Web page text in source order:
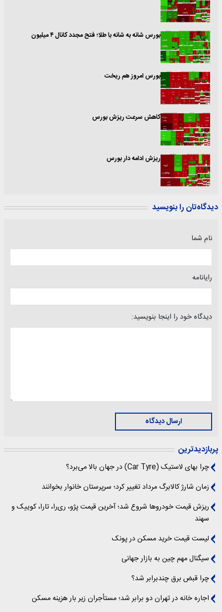
بورس شانه به شانه با طلا؛ فتح مجدد کانال ۴ میلیون
بورس امروز هم ریخت
کاهش سرعت ریزش بورس
ریزش ادامه دار بورس
دیدگاه‌تان را بنویسید
نام شما
رایانامه
دیدگاه خود را اینجا بنویسید:
ارسال دیدگاه
پربازدیدترین
چرا بهای لاستیک (Car Tyre) در جهان بالا می‌برد؟
زمان شارژ کالابرگ مرداد تغییر کرد؛ سرپرستان خانوار بخوانند
ریزش قیمت خودروها شروع شد؛ آخرین قیمت پژو، ری‌را، تارا، کوییک و
سهند
لیست قیمت خرید مسکن در پونک
سیگنال‌ مهم چین به بازار جهانی
چرا قبض برق چندبرابر شد؟
اجاره خانه در تهران دو برابر شد؛ مستأجران زیر بار هزینه مسکن